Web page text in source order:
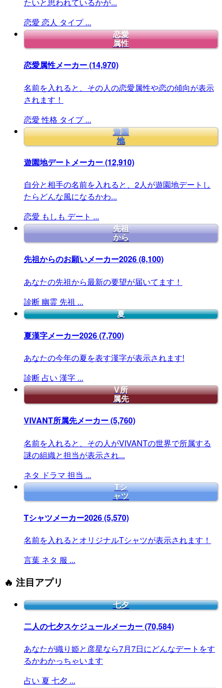
恋愛 恋人 タイプ ...
恋愛
属性
恋愛属性メーカー(14,970)
名前を入れると、その人の恋愛属性や恋の傾向が表示
されます！
恋愛 性格 タイプ ...
遊園
地
遊園地デートメーカー(12,910)
自分と相手の名前を入れると、2人が遊園地デートし
たらどんな風になるかわ...
恋愛 もしも デート ...
先祖
から
先祖からのお願いメーカー2026(8,100)
あなたの先祖から最新の要望が届いてます！
診断 幽霊 先祖 ...
夏
夏漢字メーカー2026(7,700)
あなたの今年の夏を表す漢字が表示されます!
診断 占い 漢字 ...
V所
属先
VIVANT所属先メーカー(5,760)
名前を入れると、その人がVIVANTの世界で所属する
謎の組織と担当が表示され...
ネタ ドラマ 担当 ...
Tシ
ャツ
Tシャツメーカー2026(5,570)
名前を入れるとオリジナルTシャツが表示されます！
言葉 ネタ 服 ...
🔥 注目アプリ
七夕
二人の七夕スケジュールメーカー(70,584)
あなたが織り姫と彦星なら7月7日にどんなデートをす
るかわかっちゃいます
占い 夏 七夕 ...